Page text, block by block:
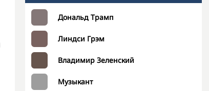
Дональд Трамп
Линдси Грэм
Владимир Зеленский
Музыкант